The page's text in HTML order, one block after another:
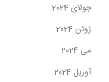
جولای 2024
ژوئن 2024
می 2024
آوریل 2024